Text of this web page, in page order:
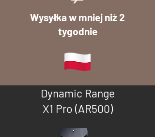
Wysyłka w mniej niż 2
tygodnie
Dynamic Range
X1 Pro (AR500)